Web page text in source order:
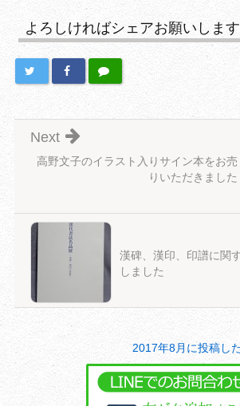
よろしければシェアお願いします
高野文子のイラスト入りサイン本をお売
りいただきました
Next
漢碑、漢印、印譜に関
しました
2017年8月に投稿し